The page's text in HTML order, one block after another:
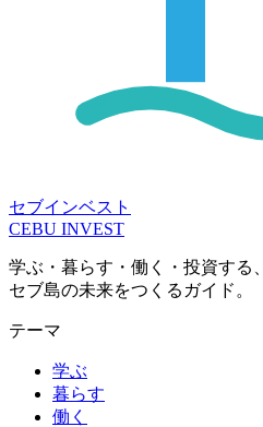
セブインベスト
CEBU INVEST
学ぶ・暮らす・働く・投資する、
セブ島の未来をつくるガイド。
テーマ
学ぶ
暮らす
働く